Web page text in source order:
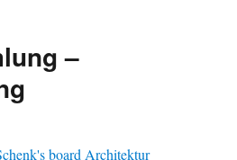
–
board Architektur